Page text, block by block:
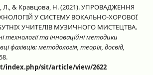
Л., & Кравцова, Н. (2021). УПРОВАДЖЕННЯ
У СИСТЕМУ ВОКАЛЬНО-ХОРОВОЇ
УЧИТЕЛІВ МУЗИЧНОГО МИСТЕЦТВА.
технології та інноваційні методики
фахівців: методологія, теорія, досвід,
index.php/sit/article/view/2622